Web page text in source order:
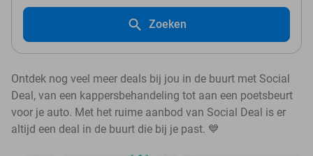
Zoeken
Ontdek nog veel meer deals bij jou in de buurt met Social
Deal, van een kappersbehandeling tot aan een poetsbeurt
voor je auto. Met het ruime aanbod van Social Deal is er
altijd een deal in de buurt die bij je past. 💙